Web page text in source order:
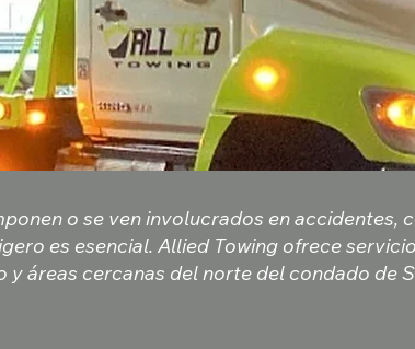
o se ven involucrados en accidentes,
es esencial. Allied Towing ofrece
áreas cercanas del norte del condado de